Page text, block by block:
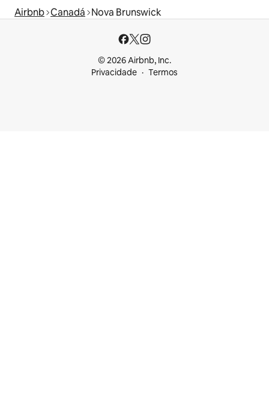
Airbnb Canadá Nova Brunswick
© 2026 Airbnb, Inc.
Privacidade
Termos